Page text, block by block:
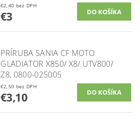
€2,40 bez DPH
€3
PRÍRUBA SANIA CF MOTO
GLADIATOR X850/ X8/ UTV800/
Z8, 0800-025005
€2,50 bez DPH
€3,10